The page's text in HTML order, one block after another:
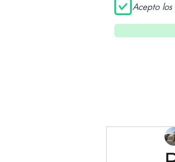
Acepto